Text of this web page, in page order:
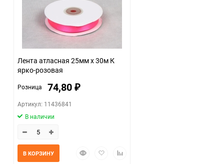
Лента атласная 25мм х 30м К
ярко-розовая
Розница 74,80 ₽
Артикул: 11436841
В наличии
БыстрыйДобавитьДобавить
В КОРЗИНУ